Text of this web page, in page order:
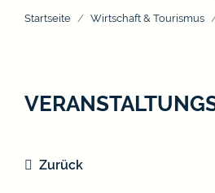
Startseite Wirtschaft & Tourismus
Zurück